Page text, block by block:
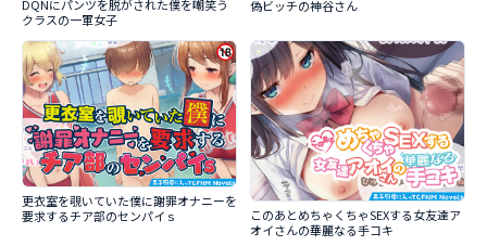
DQNにパンツを脱がされた僕を嘲笑う
クラスの一軍女子
偽ビッチの神谷さん
更衣室を覗いていた僕に謝罪オナニーを
要求するチア部のセンパイｓ
このあとめちゃくちゃSEXする女友達ア
オイさんの華麗なる手コキ